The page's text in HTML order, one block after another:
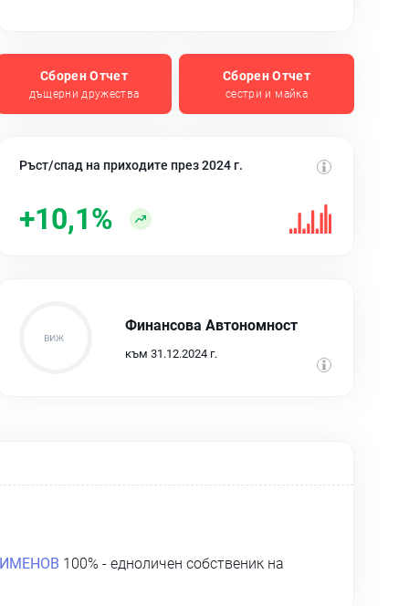
Сборен Отчет
дъщерни дружества
Сборен Отчет
сестри и майка
Ръст/спад на приходите през 2024 г.
+10,1%
Финансова Автономност
към 31.12.2024 г.
100% - едноличен собственик на